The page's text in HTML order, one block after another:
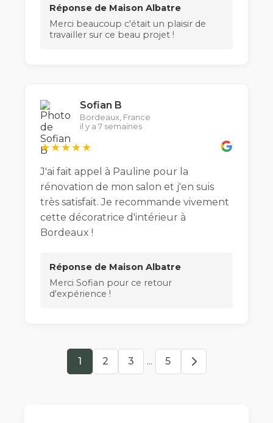
Réponse de Maison Albatre
Merci beaucoup c'était un plaisir de
travailler sur ce beau projet !
Sofian B
Bordeaux, France
il y a 7 semaines
★★★★★
J'ai fait appel à Pauline pour la
rénovation de mon salon et j'en suis
très satisfait. Je recommande vivement
cette décoratrice d'intérieur à
Bordeaux !
Réponse de Maison Albatre
Merci Sofian pour ce retour
d'expérience !
1 2 3 ... 5